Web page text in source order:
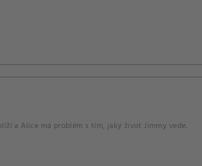
a Alice má problém s tím, jaký život Jimmy vede.